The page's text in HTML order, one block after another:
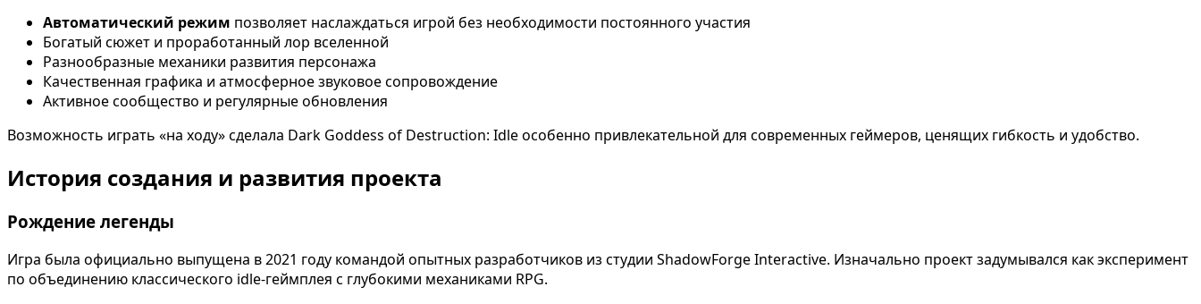
Автоматический режим позволяет наслаждаться игрой без необходимости постоянного участия
Богатый сюжет и проработанный лор вселенной
Разнообразные механики развития персонажа
Качественная графика и атмосферное звуковое сопровождение
Активное сообщество и регулярные обновления
Возможность играть «на ходу» сделала Dark Goddess of Destruction: Idle особенно привлекательной для современных геймеров, ценящих гибкость и удобство.
История создания и развития проекта
Рождение легенды
Игра была официально выпущена в 2021 году командой опытных разработчиков из студии ShadowForge Interactive. Изначально проект задумывался как эксперимент
по объединению классического idle-геймплея с глубокими механиками RPG.